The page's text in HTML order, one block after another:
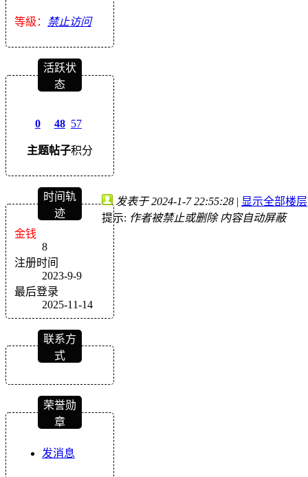
等級： 禁止访问
活跃状
态
0
主题
48
帖子
57
积分
时间轨
迹
金钱
8
注册时间
2023-9-9
最后登录
2025-11-14
联系方
式
荣誉勋
章
发消息
发表于 2024-1-7 22:55:28 | 显示全部楼层
提示: 作者被禁止或删除 内容自动屏蔽